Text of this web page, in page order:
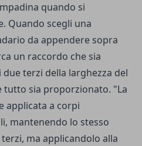
quando si
Quando scegli una
da appendere sopra
un raccordo che sia
terzi della larghezza del
tutto sia proporzionato. "La
applicata a corpi
mantenendo lo stesso
ma applicandolo alla